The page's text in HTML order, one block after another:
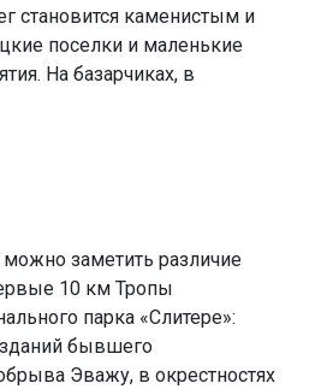
становится каменистым и
поселки и маленькие
На базарчиках, в
можно заметить различие
10 км Тропы
парка «Слитере»:
бывшего
Эважу, в окрестностях